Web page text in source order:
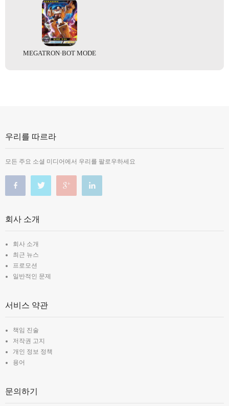
MEGATRON·BOT MODE
우리를 따르라
모든 주요 소셜 미디어에서 우리를 팔로우하세요
회사 소개
회사 소개
최근 뉴스
프로모션
일반적인 문제
서비스 약관
책임 진술
저작권 고지
개인 정보 정책
용어
문의하기